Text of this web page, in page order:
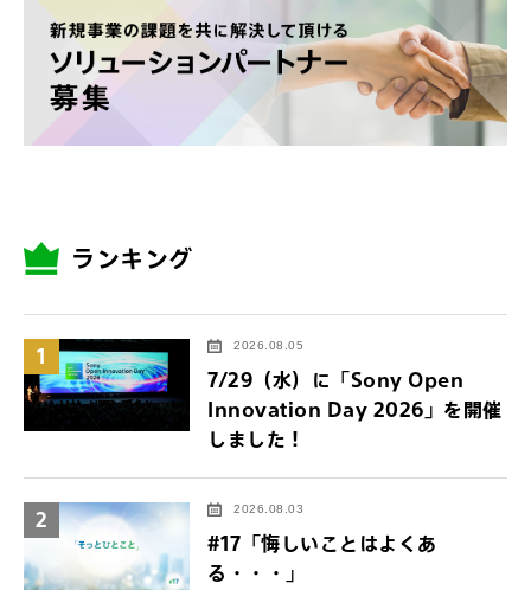
ランキング
1 2026.08.05
7/29（水）に「Sony Open
Innovation Day 2026」を開催
しました！
2 2026.08.03
#17「悔しいことはよくあ
る・・・」